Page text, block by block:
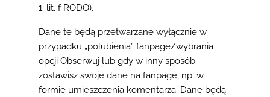
1. lit. f RODO).
Dane te będą przetwarzane wyłącznie w
przypadku „polubienia” fanpage/wybrania
opcji Obserwuj lub gdy w inny sposób
zostawisz swoje dane na fanpage, np. w
formie umieszczenia komentarza. Dane będą